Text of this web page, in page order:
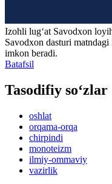
Izohli lugʻat Savodxon
Savodxon dasturi
imkon beradi.
Batafsil
Tasodifiy so‘zlar
oshlat
orqama-orqa
chirpindi
monoteizm
ilmiy-ommaviy
vazirlik